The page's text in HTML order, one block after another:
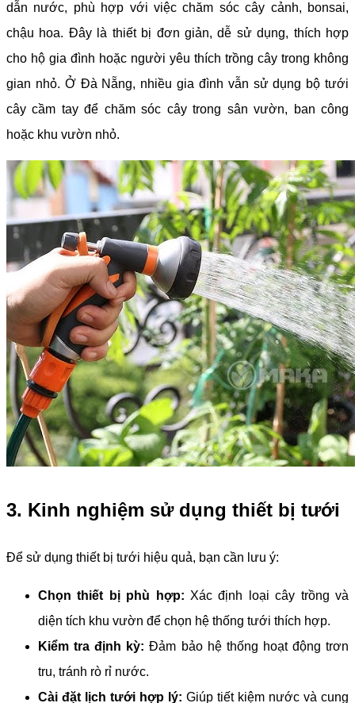
dẫn nước, phù hợp với việc chăm sóc cây cảnh, bonsai,
chậu hoa. Đây là thiết bị đơn giản, dễ sử dụng, thích hợp
cho hộ gia đình hoặc người yêu thích trồng cây trong không
gian nhỏ. Ở Đà Nẵng, nhiều gia đình vẫn sử dụng bộ tưới
cây cầm tay để chăm sóc cây trong sân vườn, ban công
hoặc khu vườn nhỏ.
3. Kinh nghiệm sử dụng thiết bị tưới
Để sử dụng thiết bị tưới hiệu quả, bạn cần lưu ý:
Chọn thiết bị phù hợp: Xác định loại cây trồng và
diện tích khu vườn để chọn hệ thống tưới thích hợp.
Kiểm tra định kỳ: Đảm bảo hệ thống hoạt động trơn
tru, tránh rò rỉ nước.
Cài đặt lịch tưới hợp lý: Giúp tiết kiệm nước và cung